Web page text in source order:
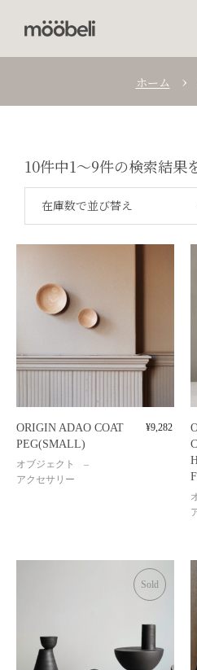
ホーム
10件中1～9件の検索結果
在庫数で並び替え
ORIGIN ADAO COAT
PEG(SMALL)
オブジェクト
アクセサリー
¥9,282
Sold